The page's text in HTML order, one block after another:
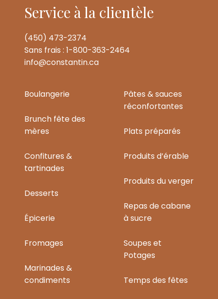
Service à la clientèle
(450) 473-2374
Sans frais : 1-800-363-2464
info@constantin.ca
Boulangerie
Brunch fête des
mères
Confitures &
tartinades
Desserts
Épicerie
Fromages
Marinades &
condiments
Pâtes & sauces
réconfortantes
Plats préparés
Produits d’érable
Produits du verger
Repas de cabane
à sucre
Soupes et
Potages
Temps des fêtes